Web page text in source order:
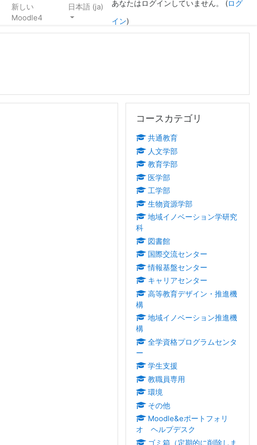
新しい
Moodle4
日本語 ‎(ja)‎ あなたはログインしていません。 (ログ
イン)
コースカテゴリ
共通教育
人文学部
教育学部
医学部
工学部
生物資源学部
地域イノベーション学研究
科
図書館
国際交流センター
情報基盤センター
キャリアセンター
高等教育デザイン・推進機
構
地域イノベーション推進機
構
全学資格プログラムセンタ
ー
学生支援
教職員専用
環境
その他
Moodle&eポートフォリ
オ ヘルプデスク
ゴミ箱（定期的に削除しま